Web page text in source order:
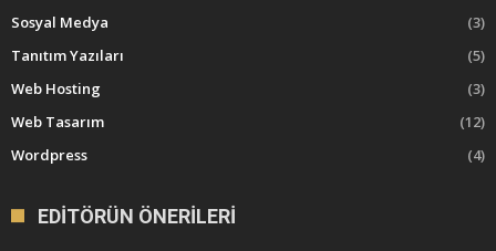
Sosyal Medya
(3)
Tanıtım Yazıları
(5)
Web Hosting
(3)
Web Tasarım
(12)
Wordpress
(4)
EDITÖRÜN ÖNERILERI